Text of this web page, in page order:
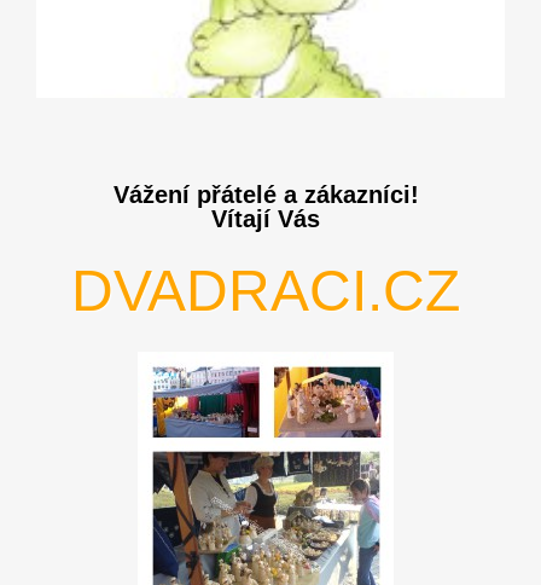
Vážení přátelé a zákazníci!
Vítají Vás
DVADRACI.CZ